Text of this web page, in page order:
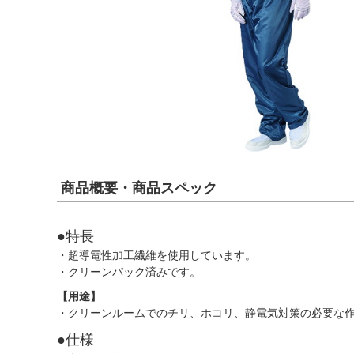
商品概要・商品スペック
●特長
・超導電性加工繊維を使用しています。
・クリーンパック済みです。
【用途】
・クリーンルームでのチリ、ホコリ、静電気対策の必要な
●仕様